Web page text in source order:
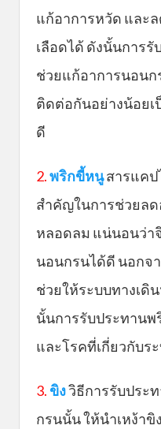
แก้อาการหวัด และ
เลือดได้ ดังนั้นการ
ช่วยแก้อาการนอน
ติดต่อกันอย่างน้อยเ
ดี
2.พริกขี้หนูสารแค
สำคัญในการช่วยลด
หลอดลม แน่นอนว่า
นอนกรนได้ดี นอกจ
ช่วยให้ระบบทางเดิ
นั้นการรับประทาน
และโรคที่เกี่ยวกับร
3.ขิงวิธีการรับประ
กรนนั้น ให้นำเหง้า